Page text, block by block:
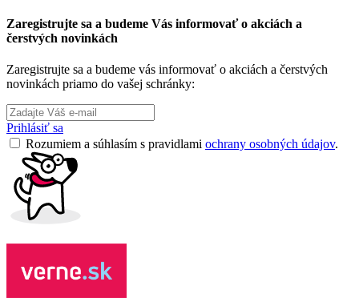
Zaregistrujte sa a budeme Vás informovať o akciách a
čerstvých novinkách
Zaregistrujte sa a budeme vás informovať o akciách a čerstvých
novinkách priamo do vašej schránky:
Prihlásiť sa
Rozumiem a súhlasím s pravidlami ochrany osobných údajov.